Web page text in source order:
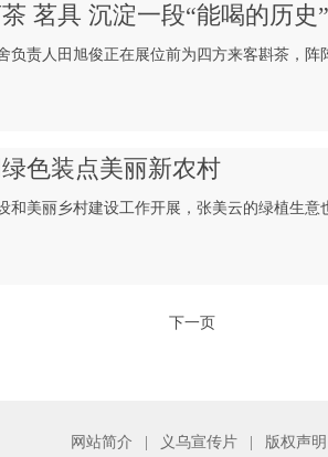
茗具 沉淀一段“能喝的历史”
负责人田旭俊正在展位前为四方来客斟茶，阵
色装点美丽新农村
和美丽乡村建设工作开展，张美云的绿植生意
下一页
网站简介 义乌宣传片 版权声明